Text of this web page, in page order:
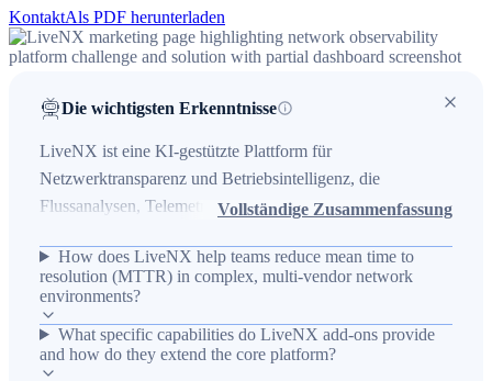
KontaktAls PDF herunterladen
Die wichtigsten Erkenntnisse
LiveNX ist eine KI-gestützte Plattform für
Netzwerktransparenz und Betriebsintelligenz, die
Flussanalysen, Telemetrie, Infrastrukturüberwachung und
eine durchgängige Visualisierung von globalen Übersichten
bis hinunter auf die Paketebene zu ermöglichen. Sie
bewältigt die Herausforderung der Datenflut in komplexen
Hybrid- und Multi-Cloud-Netzwerken, indem sie Daten
von Geräten, Anwendungen und Benutzern korreliert, um
Vollständige Zusammenfassung
How does LiveNX help teams reduce mean time to
resolution (MTTR) in complex, multi-vendor network
environments?
What specific capabilities do LiveNX add-ons provide
and how do they extend the core platform?